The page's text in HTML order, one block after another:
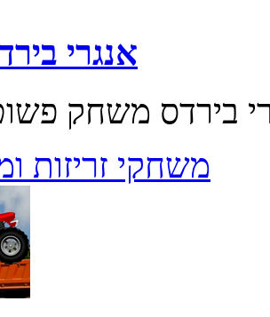
אנגרי
משחקי זריזות